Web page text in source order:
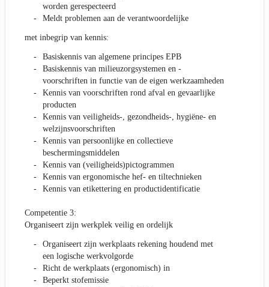
worden gerespecteerd
Meldt problemen aan de verantwoordelijke
met inbegrip van kennis:
Basiskennis van algemene principes EPB
Basiskennis van milieuzorgsystemen en -
voorschriften in functie van de eigen werkzaamheden
Kennis van voorschriften rond afval en gevaarlijke
producten
Kennis van veiligheids-, gezondheids-, hygiëne- en
welzijnsvoorschriften
Kennis van persoonlijke en collectieve
beschermingsmiddelen
Kennis van (veiligheids)pictogrammen
Kennis van ergonomische hef- en tiltechnieken
Kennis van etikettering en productidentificatie
Competentie 3:
Organiseert zijn werkplek veilig en ordelijk
Organiseert zijn werkplaats rekening houdend met
een logische werkvolgorde
Richt de werkplaats (ergonomisch) in
Beperkt stofemissie